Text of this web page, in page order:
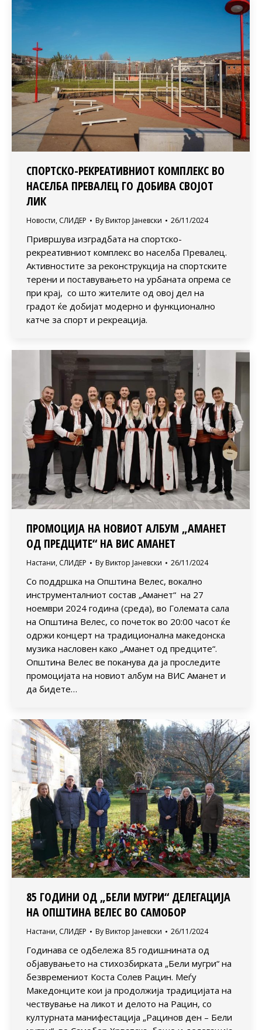
СПОРТСКО-РЕКРЕАТИВНИОТ КОМПЛЕКС ВО
НАСЕЛБА ПРЕВАЛЕЦ ГО ДОБИВА СВОЈОТ
ЛИК
Новости, СЛИДЕР By Виктор Јаневски 26/11/2024
Привршува изградбата на спортско-
рекреативниот комплекс во населба Превалец.
Активностите за реконструкција на спортските
терени и поставувањето на урбаната опрема се
при крај, со што жителите од овој дел на
градот ќе добијат модерно и функционално
катче за спорт и рекреација.
ПРОМОЦИЈА НА НОВИОТ АЛБУМ „АМАНЕТ
ОД ПРЕДЦИТЕ“ НА ВИС АМАНЕТ
Настани, СЛИДЕР By Виктор Јаневски 26/11/2024
Со поддршка на Општина Велес, вокално
инструменталниот состав „Аманет“ на 27
ноември 2024 година (среда), во Големата сала
на Општина Велес, со почеток во 20:00 часот ќе
одржи концерт на традиционална македонска
музика насловен како „Аманет од предците“.
Општина Велес ве поканува да ја проследите
промоцијата на новиот албум на ВИС Аманет и
да бидете…
85 ГОДИНИ ОД „БЕЛИ МУГРИ“ ДЕЛЕГАЦИЈА
НА ОПШТИНА ВЕЛЕС ВО САМОБОР
Настани, СЛИДЕР By Виктор Јаневски 26/11/2024
Годинава се одбележа 85 годишнината од
објавувањето на стихозбирката „Бели мугри“ на
безвремениот Коста Солев Рацин. Меѓу
Македонците кои ја продолжија традицијата на
чествување на ликот и делото на Рацин, со
културната манифестација „Рацинов ден – Бели